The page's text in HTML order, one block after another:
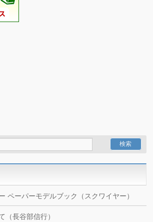
ペーパーモデルブック（スクワイヤー）
（長谷部信行）